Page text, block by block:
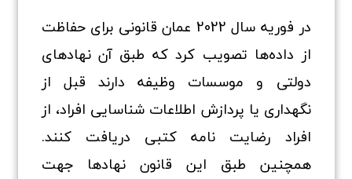
در فوریه سال 2022 عمان قانونی برای حفاظت
از داده‌ها تصویب کرد که طبق آن نهاد‌های
دولتی و موسسات وظیفه دارند قبل از
نگهداری یا پردازش اطلاعات شناسایی افراد، از
افراد رضایت‌ نامه کتبی دریافت کنند.
همچنین طبق این قانون نهادها جهت